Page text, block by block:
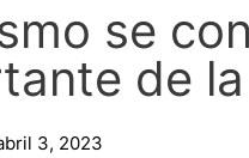
se
de
3, 2023